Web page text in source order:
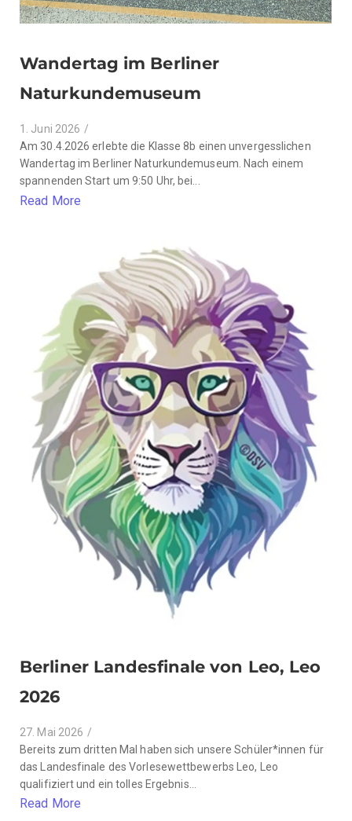
Wandertag im Berliner
Naturkundemuseum
1. Juni 2026 /
Am 30.4.2026 erlebte die Klasse 8b einen unvergesslichen
Wandertag im Berliner Naturkundemuseum. Nach einem
spannenden Start um 9:50 Uhr, bei...
Read More
Berliner Landesfinale von Leo, Leo
2026
27. Mai 2026 /
Bereits zum dritten Mal haben sich unsere Schüler*innen für
das Landesfinale des Vorlesewettbewerbs Leo, Leo
qualifiziert und ein tolles Ergebnis...
Read More